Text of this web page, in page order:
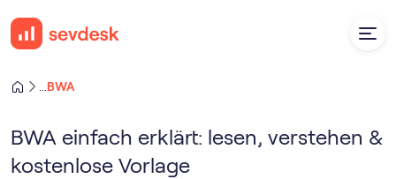
BWA
BWA einfach erklärt: lesen, verstehen &
kostenlose Vorlage